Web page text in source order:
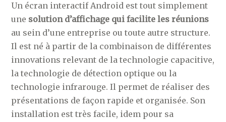
Un écran interactif Android est tout simplement
une solution d’affichage qui facilite les réunions
au sein d’une entreprise ou toute autre structure.
Il est né à partir de la combinaison de différentes
innovations relevant de la technologie capacitive,
la technologie de détection optique ou la
technologie infrarouge. Il permet de réaliser des
présentations de façon rapide et organisée. Son
installation est très facile, idem pour sa